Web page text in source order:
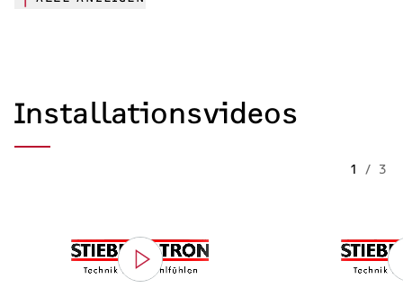
Installationsvideos
1 / 3